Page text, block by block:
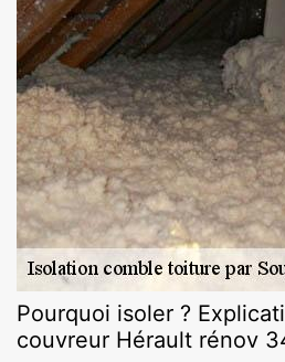
Pourquoi isoler ?
couvreur Hérault rénov